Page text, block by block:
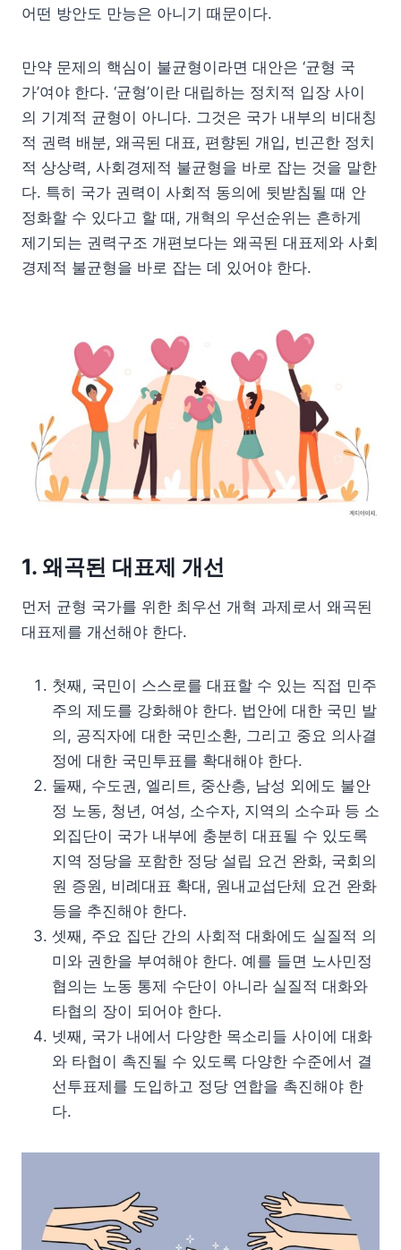
어떤 방안도 만능은 아니기 때문이다.
만약 문제의 핵심이 불균형이라면 대안은 ‘균형 국
가’여야 한다. ‘균형’이란 대립하는 정치적 입장 사이
의 기계적 균형이 아니다. 그것은 국가 내부의 비대칭
적 권력 배분, 왜곡된 대표, 편향된 개입, 빈곤한 정치
적 상상력, 사회경제적 불균형을 바로 잡는 것을 말한
다. 특히 국가 권력이 사회적 동의에 뒷받침될 때 안
정화할 수 있다고 할 때, 개혁의 우선순위는 흔하게
제기되는 권력구조 개편보다는 왜곡된 대표제와 사회
경제적 불균형을 바로 잡는 데 있어야 한다.
1. 왜곡된 대표제 개선
먼저 균형 국가를 위한 최우선 개혁 과제로서 왜곡된
대표제를 개선해야 한다.
첫째, 국민이 스스로를 대표할 수 있는 직접 민주
주의 제도를 강화해야 한다. 법안에 대한 국민 발
의, 공직자에 대한 국민소환, 그리고 중요 의사결
정에 대한 국민투표를 확대해야 한다.
둘째, 수도권, 엘리트, 중산층, 남성 외에도 불안
정 노동, 청년, 여성, 소수자, 지역의 소수파 등 소
외집단이 국가 내부에 충분히 대표될 수 있도록
지역 정당을 포함한 정당 설립 요건 완화, 국회의
원 증원, 비례대표 확대, 원내교섭단체 요건 완화
등을 추진해야 한다.
셋째, 주요 집단 간의 사회적 대화에도 실질적 의
미와 권한을 부여해야 한다. 예를 들면 노사민정
협의는 노동 통제 수단이 아니라 실질적 대화와
타협의 장이 되어야 한다.
넷째, 국가 내에서 다양한 목소리들 사이에 대화
와 타협이 촉진될 수 있도록 다양한 수준에서 결
선투표제를 도입하고 정당 연합을 촉진해야 한
다.